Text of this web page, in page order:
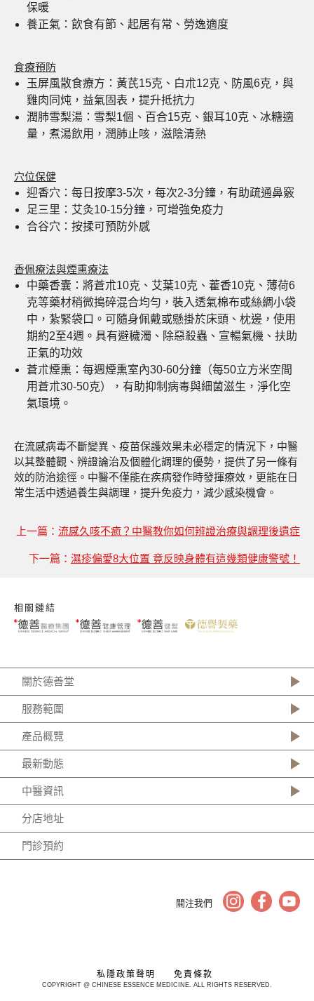
保暖
養正氣：飲食有節、起居有常、勞逸適度
食療預防
玉屏風散食療方：黃芪15克、白朮12克、防風6克，與
雞肉同炖，益氣固表，提升抵抗力
潤肺雪梨湯：雪梨1個、百合15克、銀耳10克、冰糖適
量，煮湯飲用，潤肺止咳，滋陰清熱
穴位保健
迎香穴：每日按摩3-5次，每次2-3分鐘，有助疏通鼻竅
足三里：艾灸10-15分鐘，可增強免疫力
合谷穴：按揉可預防外感
香佩療法與煙熏療法
中藥香囊：將蒼朮10克、艾葉10克、藿香10克、薄荷6
克等藥材稍微搗碎混合均勻，裝入透氣棉布或絲綢小袋
中，紮緊袋口。可隨身佩戴或懸掛於床頭、枕邊，使用
期約2至4週。具有避穢濁、除惡殺蟲、宣暢氣機、扶助
正氣的功效
蒼朮煙熏：每週煙熏室內30-60分鐘（每50立方米空間
用蒼朮30-50克），有助抑制病毒與細菌滋生，淨化空
氣環境。
在流感病毒不斷變異、疫苗保護效果未必穩定的情況下，中醫
以其整體觀、辨證論治及個體化調理的優勢，提供了另一條有
效的防治途徑。中醫不僅能在疾病發作時發揮療效，更能在日
常生活中透過養生與調理，提升免疫力，減少感染機會。
上一篇： 流感久咳不癒？中醫教你如何辨證治療與調理後遺症
下一篇： 濕疹偏愛8大位置 竟反映身體有這幾類健康警號！
相關鏈結
關於德善堂
服務範圍
產品概覽
最新動態
中醫資訊
分店地址
門診預約
關注我們
私隱政策聲明 免責條款
COPYRIGHT @ CHINESE ESSENCE MEDICINE. ALL RIGHTS RESERVED.